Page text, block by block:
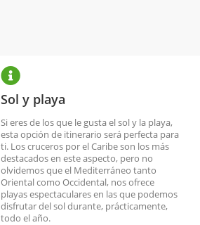
Sol y playa
Si eres de los que le gusta el sol y la playa,
esta opción de itinerario será perfecta para
ti. Los cruceros por el Caribe son los más
destacados en este aspecto, pero no
olvidemos que el Mediterráneo tanto
Oriental como Occidental, nos ofrece
playas espectaculares en las que podemos
disfrutar del sol durante, prácticamente,
todo el año.